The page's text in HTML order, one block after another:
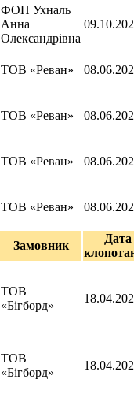
ФОП Ухналь
Анна
Олександрівна
ТОВ «Реван»
ТОВ «Реван»
ТОВ «Реван»
ТОВ «Реван»
Замовник
Дата
ТОВ
«Бігборд»
ТОВ
«Бігборд»